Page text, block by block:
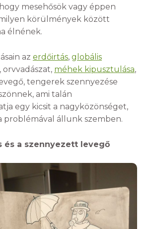
mesehősök vagy éppen
körülmények között
élnének.
az erdőirtás, globális
, orvvadászat, méhek kipusztulása,
tengerek szennyezése
ami talán
egy kicsit a nagyközönséget,
problémával állunk szemben.
és a szennyezett levegő